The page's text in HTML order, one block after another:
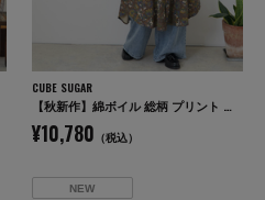
CUBE SUGAR
【秋新作】綿ボイル 総柄 プリント ドロスト シャツワンピース
¥10,780 （税込）
NEW